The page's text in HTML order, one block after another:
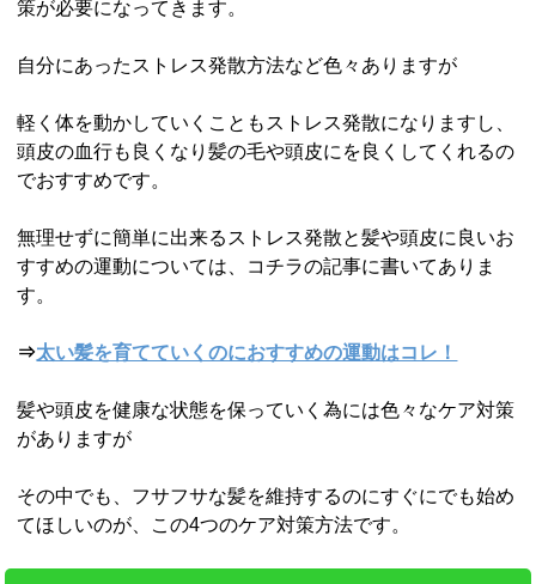
策が必要になってきます。
自分にあったストレス発散方法など色々ありますが
軽く体を動かしていくこともストレス発散になりますし、
頭皮の血行も良くなり髪の毛や頭皮にを良くしてくれるの
でおすすめです。
無理せずに簡単に出来るストレス発散と髪や頭皮に良いお
すすめの運動については、コチラの記事に書いてありま
す。
⇒太い髪を育てていくのにおすすめの運動はコレ！
髪や頭皮を健康な状態を保っていく為には色々なケア対策
がありますが
その中でも、フサフサな髪を維持するのにすぐにでも始め
てほしいのが、この4つのケア対策方法です。